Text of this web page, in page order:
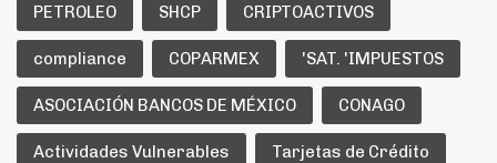
PETROLEO SHCP CRIPTOACTIVOS
compliance COPARMEX 'SAT. 'IMPUESTOS
ASOCIACIÓN BANCOS DE MÉXICO CONAGO
Actividades Vulnerables Tarjetas de Crédito